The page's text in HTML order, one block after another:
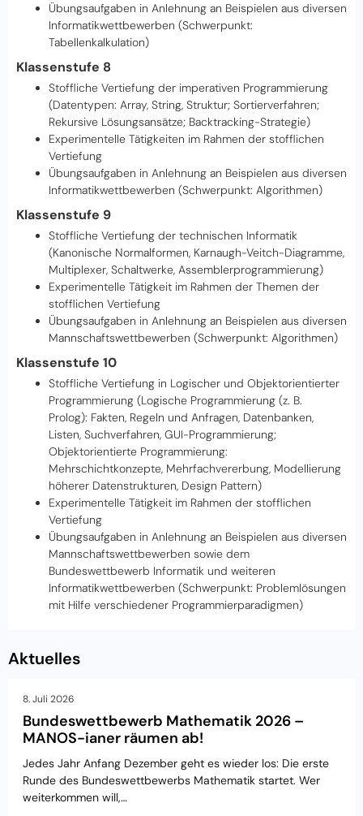
Übungsaufgaben in Anlehnung an Beispielen aus diversen
Informatikwettbewerben (Schwerpunkt:
Tabellenkalkulation)
Klassenstufe 8
Stoffliche Vertiefung der imperativen Programmierung
(Datentypen: Array, String, Struktur; Sortierverfahren;
Rekursive Lösungsansätze; Backtracking-Strategie)
Experimentelle Tätigkeiten im Rahmen der stofflichen
Vertiefung
Übungsaufgaben in Anlehnung an Beispielen aus diversen
Informatikwettbewerben (Schwerpunkt: Algorithmen)
Klassenstufe 9
Stoffliche Vertiefung der technischen Informatik
(Kanonische Normalformen, Karnaugh-Veitch-Diagramme,
Multiplexer, Schaltwerke, Assemblerprogrammierung)
Experimentelle Tätigkeit im Rahmen der Themen der
stofflichen Vertiefung
Übungsaufgaben in Anlehnung an Beispielen aus diversen
Mannschaftswettbewerben (Schwerpunkt: Algorithmen)
Klassenstufe 10
Stoffliche Vertiefung in Logischer und Objektorientierter
Programmierung (Logische Programmierung (z. B.
Prolog): Fakten, Regeln und Anfragen, Datenbanken,
Listen, Suchverfahren, GUI-Programmierung;
Objektorientierte Programmierung:
Mehrschichtkonzepte, Mehrfachvererbung, Modellierung
höherer Datenstrukturen, Design Pattern)
Experimentelle Tätigkeit im Rahmen der stofflichen
Vertiefung
Übungsaufgaben in Anlehnung an Beispielen aus diversen
Mannschaftswettbewerben sowie dem
Bundeswettbewerb Informatik und weiteren
Informatikwettbewerben (Schwerpunkt: Problemlösungen
mit Hilfe verschiedener Programmierparadigmen)
Aktuelles
8. Juli 2026
Bundeswettbewerb Mathematik 2026 –
MANOS-ianer räumen ab!
Jedes Jahr Anfang Dezember geht es wieder los: Die erste
Runde des Bundeswettbewerbs Mathematik startet. Wer
weiterkommen will,…